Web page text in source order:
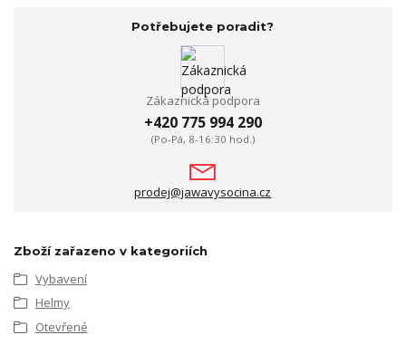
Potřebujete poradit?
Zákaznická podpora
+420 775 994 290
(Po-Pá, 8-16:30 hod.)
prodej@jawavysocina.cz
Zboží zařazeno v kategoriích
Vybavení
Helmy
Otevřené